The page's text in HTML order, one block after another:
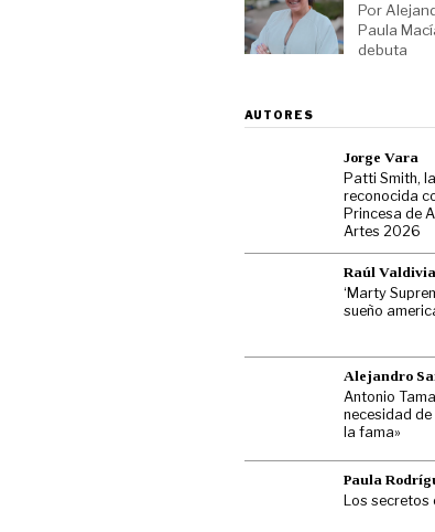
Por
Paula
debuta
AUTORES
Jorge Vara
Patti Smith,
reconocida
Princesa de
Artes 2026
Raúl Valdivia
‘Marty
sueño
Alejandro
Antonio
necesidad
la fama»
Paula
Los secretos